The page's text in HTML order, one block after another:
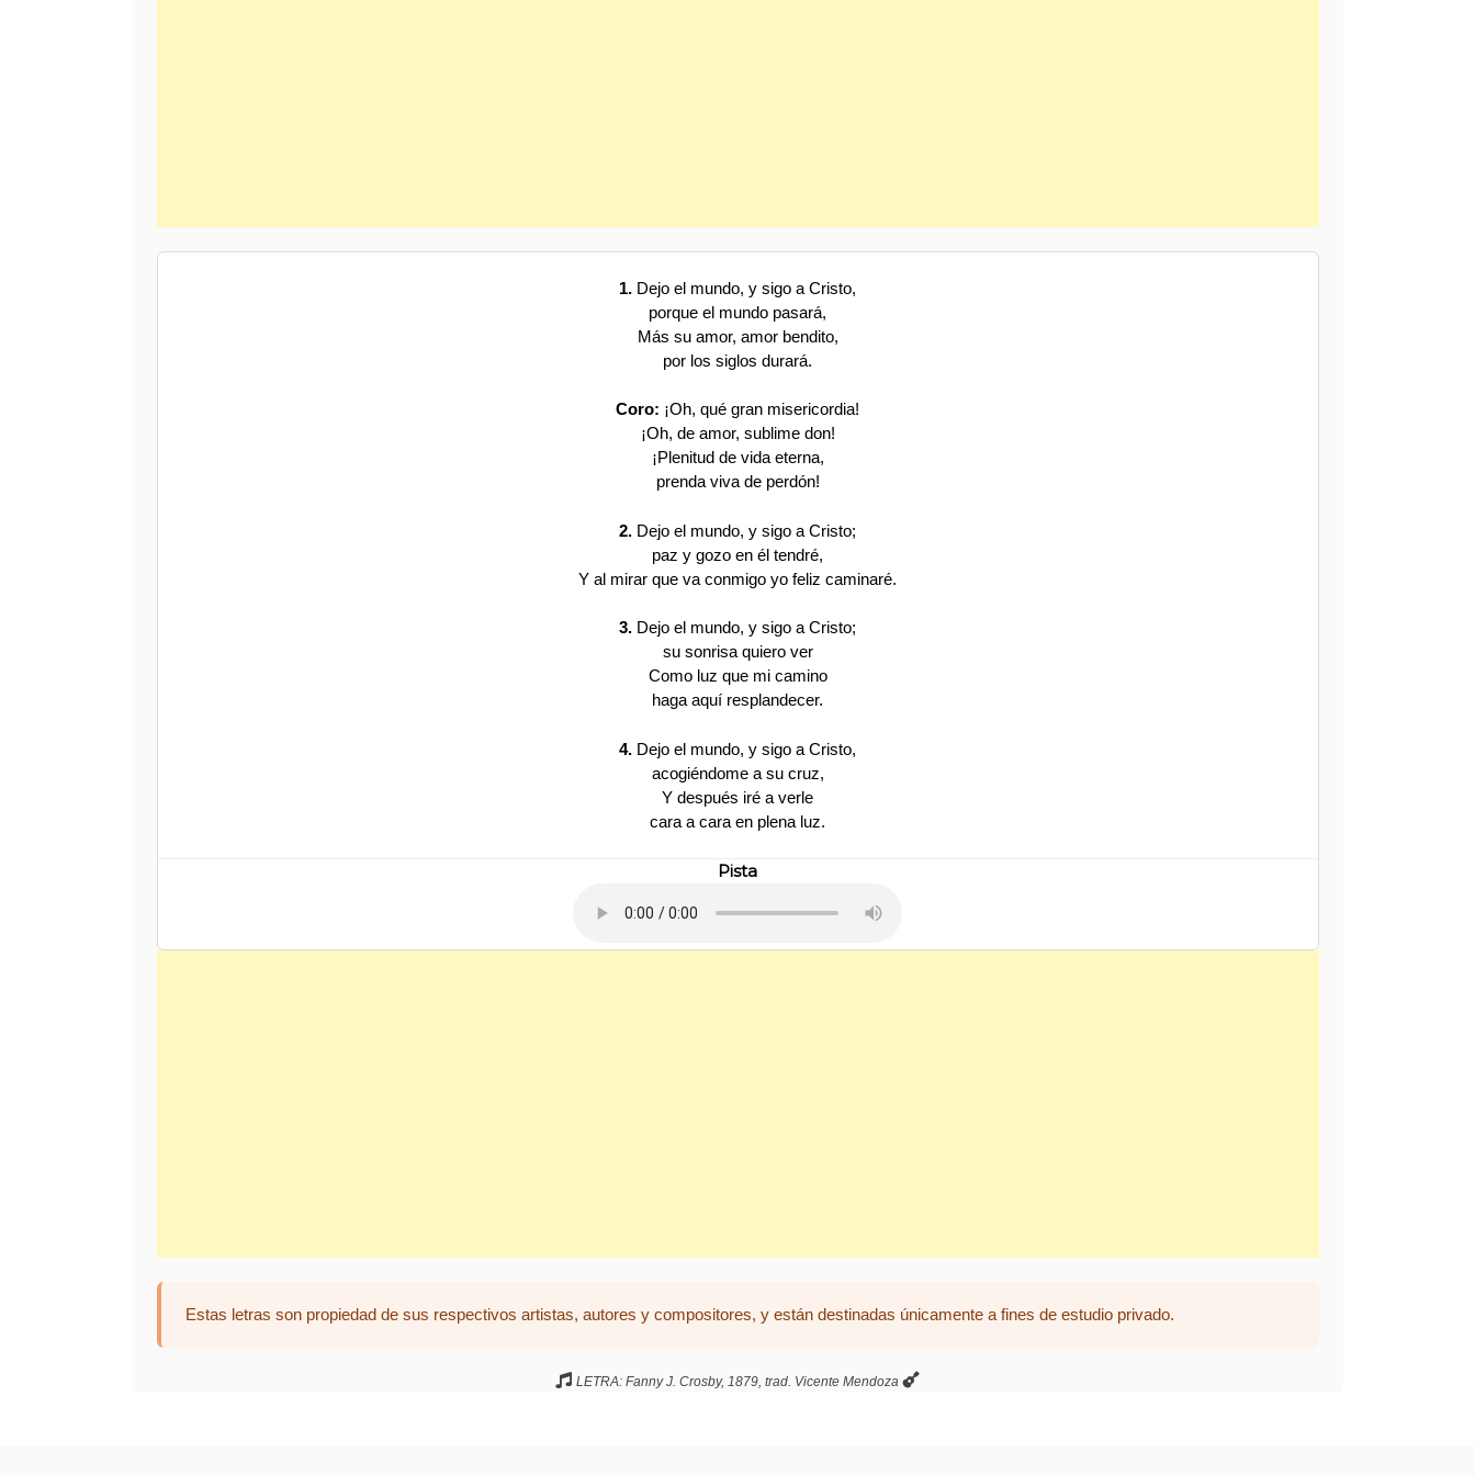
1. Dejo el mundo, y sigo a Cristo,
porque el mundo pasará,
Más su amor, amor bendito,
por los siglos durará.
Coro: ¡Oh, qué gran misericordia!
¡Oh, de amor, sublime don!
¡Plenitud de vida eterna,
prenda viva de perdón!
2. Dejo el mundo, y sigo a Cristo;
paz y gozo en él tendré,
Y al mirar que va conmigo yo feliz caminaré.
3. Dejo el mundo, y sigo a Cristo;
su sonrisa quiero ver
Como luz que mi camino
haga aquí resplandecer.
4. Dejo el mundo, y sigo a Cristo,
acogiéndome a su cruz,
Y después iré a verle
cara a cara en plena luz.
Pista
Estas letras son propiedad de sus respectivos artistas, autores y compositores, y están destinadas únicamente a fines de estudio privado.
LETRA: Fanny J. Crosby, 1879, trad. Vicente Mendoza